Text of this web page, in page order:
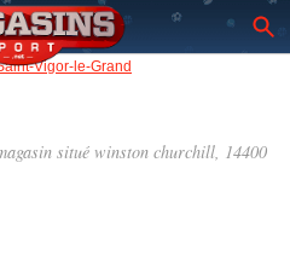
Vigor-le-Grand
situé winston churchill, 14400